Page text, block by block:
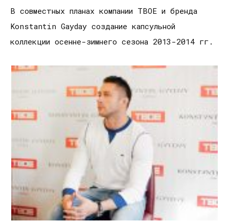
В совместных планах компании ТВОЕ и бренда
Konstantin Gayday создание капсульной
коллекции осенне-зимнего сезона 2013-2014 гг.